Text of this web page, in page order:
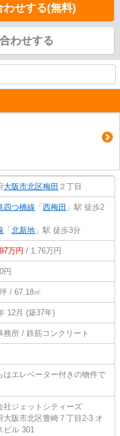
せする(無料)
わせする
大阪市北区梅田 ２丁目
四つ橋線 「 西梅田 」駅 徒歩2
「 北新地 」駅 徒歩3分
万円 / 1.76万円
円
/ 67.18㎡
12月 (築37年)
務所 / 鉄筋コンクリート
はエレベーター付きの物件で
社ジェットシティーズ
大阪市北区豊崎７丁目2-3 オ
ビル 301